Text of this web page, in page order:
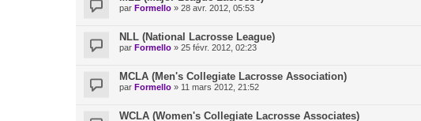
par Formello » 28 avr. 2012, 05:53
NLL (National Lacrosse League)
par Formello » 25 févr. 2012, 02:23
MCLA (Men's Collegiate Lacrosse Association)
par Formello » 11 mars 2012, 21:52
WCLA (Women's Collegiate Lacrosse Associates)